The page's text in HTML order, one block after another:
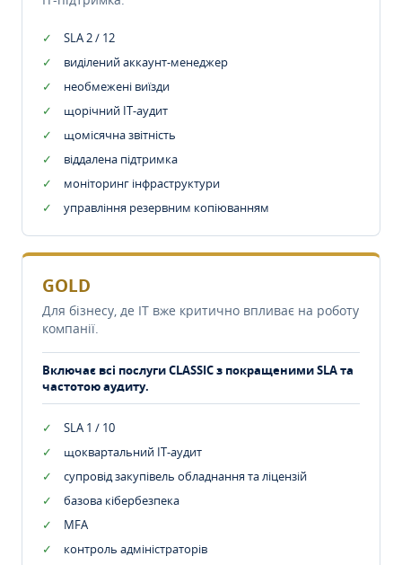
SLA 2 / 12
виділений аккаунт-менеджер
необмежені виїзди
щорічний IT-аудит
щомісячна звітність
віддалена підтримка
моніторинг інфраструктури
управління резервним копіюванням
GOLD
Для бізнесу, де IT вже критично впливає на роботу
компанії.
Включає всі послуги CLASSIC з покращеними SLA та
частотою аудиту.
SLA 1 / 10
щоквартальний IT-аудит
супровід закупівель обладнання та ліцензій
базова кібербезпека
MFA
контроль адміністраторів